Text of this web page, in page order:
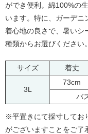
ができ便利。綿100%の
います。特に、ガーデニ
着心地の良さで、暑いシ
種類からお選びください。
サイズ 着丈
3L
73cm
バ
※平置きにて採寸してお
がございますことをご了